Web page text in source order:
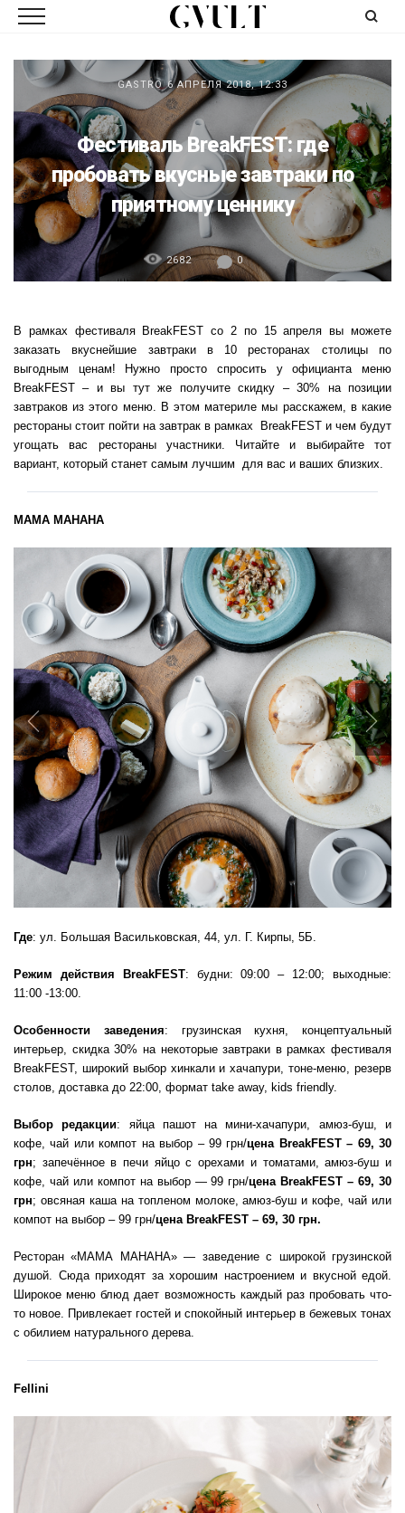
GASTRO 6 АПРЕЛЯ 2018, 12:33
Фестиваль BreakFEST: где
пробовать вкусные завтраки по
приятному ценнику
2682 0
В рамках фестиваля BreakFEST со 2 по 15 апреля вы можете
заказать вкуснейшие завтраки в 10 ресторанах столицы по
выгодным ценам! Нужно просто спросить у официанта меню
BreakFEST – и вы тут же получите скидку – 30% на позиции
завтраков из этого меню. В этом материле мы расскажем, в какие
рестораны стоит пойти на завтрак в рамках BreakFEST и чем будут
угощать вас рестораны участники. Читайте и выбирайте тот
вариант, который станет самым лучшим для вас и ваших близких.
МАМА МАНАНА
Previous
Где: ул. Большая Васильковская, 44, ул. Г. Кирпы, 5Б.
Режим действия BreakFEST: будни: 09:00 – 12:00; выходные:
11:00 -13:00.
Особенности заведения: грузинская кухня, концептуальный
интерьер, скидка 30% на некоторые завтраки в рамках фестиваля
BreakFEST, широкий выбор хинкали и хачапури, тоне-меню, резерв
столов, доставка до 22:00, формат take away, kids friendly.
Выбор редакции: яйца пашот на мини-хачапури, амюз-буш, и
кофе, чай или компот на выбор – 99 грн/цена BreakFEST – 69, 30
грн; запечённое в печи яйцо с орехами и томатами, амюз-буш и
кофе, чай или компот на выбор — 99 грн/цена BreakFEST – 69, 30
грн; овсяная каша на топленом молоке, амюз-буш и кофе, чай или
компот на выбор – 99 грн/цена BreakFEST – 69, 30 грн.
Ресторан «МАМА МАНАНА» — заведение с широкой грузинской
душой. Сюда приходят за хорошим настроением и вкусной едой.
Широкое меню блюд дает возможность каждый раз пробовать что-
то новое. Привлекает гостей и спокойный интерьер в бежевых тонах
с обилием натурального дерева.
Fellini